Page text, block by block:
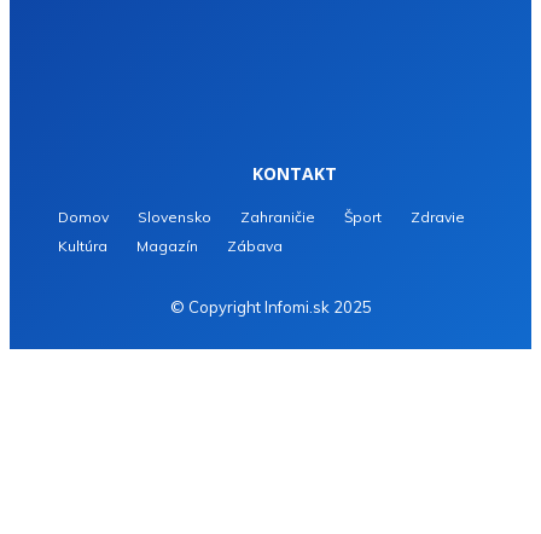
KONTAKT
Domov Slovensko Zahraničie Šport
Zdravie
Kultúra
Magazín Zábava
© Copyright Infomi.sk 2025